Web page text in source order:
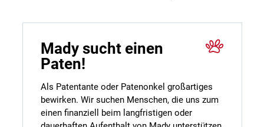
Mady sucht einen
Paten!
Als Patentante oder Patenonkel großartiges
bewirken. Wir suchen Menschen, die uns zum
einen finanziell beim langfristigen oder